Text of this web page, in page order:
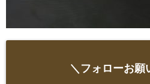
＼フォローお願